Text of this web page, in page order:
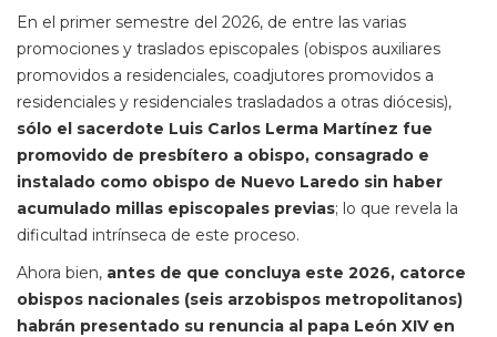
En el primer semestre del 2026, de entre las varias
promociones y traslados episcopales (obispos auxiliares
promovidos a residenciales, coadjutores promovidos a
residenciales y residenciales trasladados a otras diócesis),
sólo el sacerdote Luis Carlos Lerma Martínez fue
promovido de presbítero a obispo, consagrado e
instalado como obispo de Nuevo Laredo sin haber
acumulado millas episcopales previas; lo que revela la
dificultad intrínseca de este proceso.
Ahora bien, antes de que concluya este 2026, catorce
obispos nacionales (seis arzobispos metropolitanos)
habrán presentado su renuncia al papa León XIV en